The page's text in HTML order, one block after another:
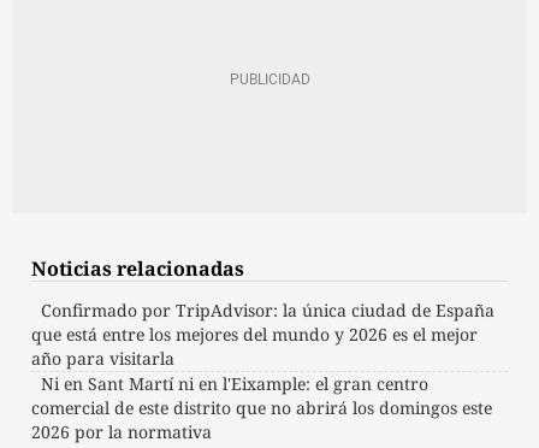
Noticias relacionadas
Confirmado por TripAdvisor: la única ciudad de España
que está entre los mejores del mundo y 2026 es el mejor
año para visitarla
Ni en Sant Martí ni en l'Eixample: el gran centro
comercial de este distrito que no abrirá los domingos este
2026 por la normativa